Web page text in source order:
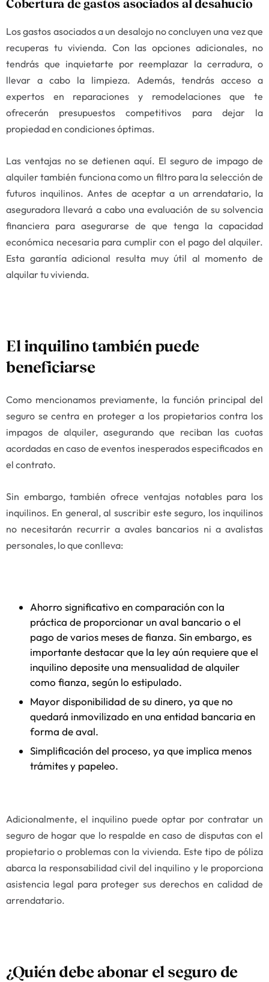
Cobertura de gastos asociados al desahucio
Los gastos asociados a un desalojo no concluyen una vez que
recuperas tu vivienda. Con las opciones adicionales, no
tendrás que inquietarte por reemplazar la cerradura, o
llevar a cabo la limpieza. Además, tendrás acceso a
expertos en reparaciones y remodelaciones que te
ofrecerán presupuestos competitivos para dejar la
propiedad en condiciones óptimas.
Las ventajas no se detienen aquí. El seguro de impago de
alquiler también funciona como un filtro para la selección de
futuros inquilinos. Antes de aceptar a un arrendatario, la
aseguradora llevará a cabo una evaluación de su solvencia
financiera para asegurarse de que tenga la capacidad
económica necesaria para cumplir con el pago del alquiler.
Esta garantía adicional resulta muy útil al momento de
alquilar tu vivienda.
El inquilino también puede
beneficiarse
Como mencionamos previamente, la función principal del
seguro se centra en proteger a los propietarios contra los
impagos de alquiler, asegurando que reciban las cuotas
acordadas en caso de eventos inesperados especificados en
el contrato.
Sin embargo, también ofrece ventajas notables para los
inquilinos. En general, al suscribir este seguro, los inquilinos
no necesitarán recurrir a avales bancarios ni a avalistas
personales, lo que conlleva:
Ahorro significativo en comparación con la
práctica de proporcionar un aval bancario o el
pago de varios meses de fianza. Sin embargo, es
importante destacar que la ley aún requiere que el
inquilino deposite una mensualidad de alquiler
como fianza, según lo estipulado.
Mayor disponibilidad de su dinero, ya que no
quedará inmovilizado en una entidad bancaria en
forma de aval.
Simplificación del proceso, ya que implica menos
trámites y papeleo.
Adicionalmente, el inquilino puede optar por contratar un
seguro de hogar que lo respalde en caso de disputas con el
propietario o problemas con la vivienda. Este tipo de póliza
abarca la responsabilidad civil del inquilino y le proporciona
asistencia legal para proteger sus derechos en calidad de
arrendatario.
¿Quién debe abonar el seguro de